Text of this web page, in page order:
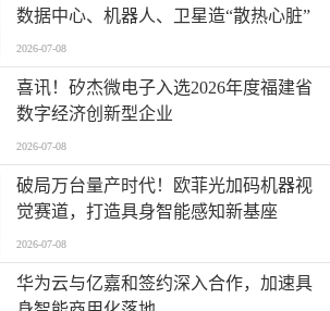
数据中心、机器人、卫星造“散热心脏”
2026-07-08
喜讯！矽杰微电子入选2026年度福建省
数字经济创新型企业
2026-07-08
破局万台量产时代！欧菲光加码机器视
觉赛道，打造具身智能感知新基座
2026-07-08
华为云与亿嘉和签约深入合作，加速具